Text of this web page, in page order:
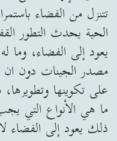
تتنزل من الفضاء
الحية يحدث التطور
يعود إلى الفضاء، وما
مصدر الجينات دون ان
على تكوينها
ما هي الأنواع التي
ذلك يعود إلى الفضاء